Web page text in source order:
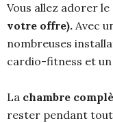
Vous allez adorer le
votre offre). Avec
nombreuses
cardio-fitness et un
La chambre
rester pendant